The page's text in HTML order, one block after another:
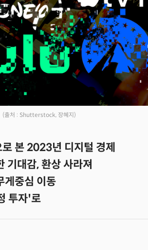
(출처 : Shutterstock, 장혜지)
본 2023년 디지털 경제
기대감, 환상 사라져
게중심 이동
투자'로